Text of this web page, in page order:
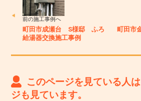
前の施工事例へ
町田市成瀬台 S様邸 ふろ
給湯器交換施工事例
町田市
このページを見ている人
ジも見ています。